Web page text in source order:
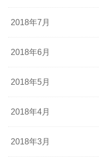
2018年7月
2018年6月
2018年5月
2018年4月
2018年3月